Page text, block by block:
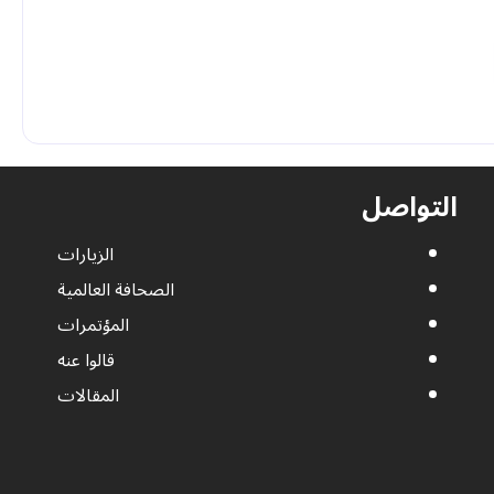
الحاليّة
التواصل
الزيارات
الصحافة العالمية
المؤتمرات
قالوا عنه
المقالات